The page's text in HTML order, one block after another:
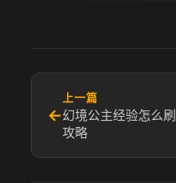
←
上一篇
幻境公主经验怎么
攻略